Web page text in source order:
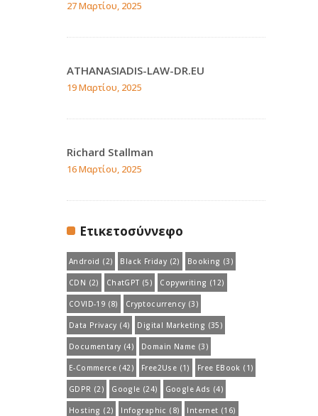
27 Μαρτίου, 2025
ATHANASIADIS-LAW-DR.EU
19 Μαρτίου, 2025
Richard Stallman
16 Μαρτίου, 2025
Ετικετοσύννεφο
Android (2) Black Friday (2) Booking (3)
CDN (2) ChatGPT (5) Copywriting (12)
COVID-19 (8) Cryptocurrency (3)
Data Privacy (4) Digital Marketing (35)
Documentary (4) Domain Name (3)
E-Commerce (42) Free2Use (1) Free EBook (1)
GDPR (2) Google (24) Google Ads (4)
Hosting (2) Infographic (8) Internet (16)